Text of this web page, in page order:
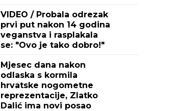
VIDEO / Probala odrezak
prvi put nakon 14 godina
veganstva i rasplakala
se: "Ovo je tako dobro!"
Mjesec dana nakon
odlaska s kormila
hrvatske nogometne
reprezentacije, Zlatko
Dalić ima novi posao